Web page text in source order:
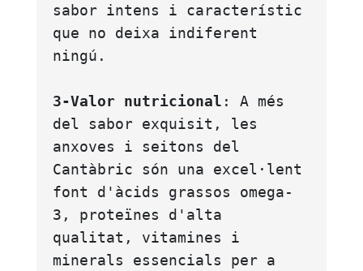
sabor intens i característic
que no deixa indiferent
ningú.
3-Valor nutricional : A més
del sabor exquisit, les
anxoves i seitons del
Cantàbric són una excel·lent
font d'àcids grassos omega-
3, proteïnes d'alta
qualitat, vitamines i
minerals essencials per a